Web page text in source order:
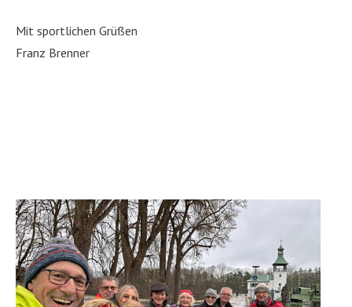
Mit sportlichen Grüßen
Franz Brenner